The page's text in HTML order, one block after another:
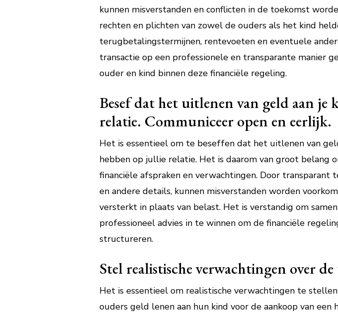
kunnen misverstanden en conflicten in de toekomst
rechten en plichten van zowel de ouders als het kind
terugbetalingstermijnen, rentevoeten en eventuele
transactie op een professionele en transparante manier
ouder en kind binnen deze financiële regeling.
Besef dat het uitlenen van geld aan
relatie. Communiceer open en eerlijk.
Het is essentieel om te beseffen dat het uitlenen van
hebben op jullie relatie. Het is daarom van groot belang
financiële afspraken en verwachtingen. Door
en andere details, kunnen misverstanden worden
versterkt in plaats van belast. Het is verstandig om
professioneel advies in te winnen om de financiële
structureren.
Stel realistische verwachtingen over
Het is essentieel om realistische verwachtingen te
ouders geld lenen aan hun kind voor de aankoop van